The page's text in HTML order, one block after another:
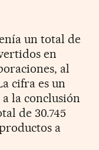
un total de
en
al
cifra es un
la conclusión
de 30.745
a